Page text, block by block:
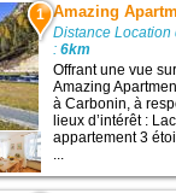
1 Amazing
Distance Location
:6km
Offrant une vue
Amazing
à Carbonin, à
lieux d’intérêt :
appartement 3